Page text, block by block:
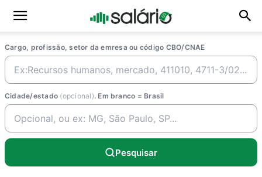
Cargo, profissão, setor da emresa ou código CBO/CNAE
Cidade/estado (opcional). Em branco = Brasil
Pesquisar